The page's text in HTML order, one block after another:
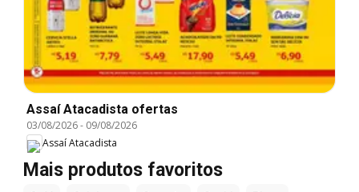
Assaí Atacadista ofertas
03/08/2026- 09/08/2026
Assaí Atacadista
Mais produtos favoritos